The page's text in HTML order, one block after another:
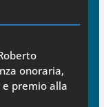
onoraria,
premio alla